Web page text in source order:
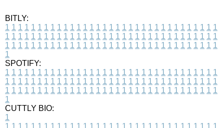
BITLY:
1 1 1 1 1 1 1 1 1 1 1 1 1 1 1 1 1 1 1 1 1 1 1 1 1 1 1 1 1 1 1 1 1
1 1 1 1 1 1 1 1 1 1 1 1 1 1 1 1 1 1 1 1 1 1 1 1 1 1 1 1 1 1 1 1 1
1 1 1 1 1 1 1 1 1 1 1 1 1 1 1 1 1 1 1 1 1 1 1 1 1 1 1 1 1 1 1 1 1
1
SPOTIFY:
1 1 1 1 1 1 1 1 1 1 1 1 1 1 1 1 1 1 1 1 1 1 1 1 1 1 1 1 1 1 1 1 1
1 1 1 1 1 1 1 1 1 1 1 1 1 1 1 1 1 1 1 1 1 1 1 1 1 1 1 1 1 1 1 1 1
1 1 1 1 1 1 1 1 1 1 1 1 1 1 1 1 1 1 1 1 1 1 1 1 1 1 1 1 1 1 1 1 1
1
CUTTLY BIO:
1
1 1 1 1 1 1 1 1 1 1 1 1 1 1 1 1 1 1 1 1 1 1 1 1 1 1 1 1 1 1 1 1 1